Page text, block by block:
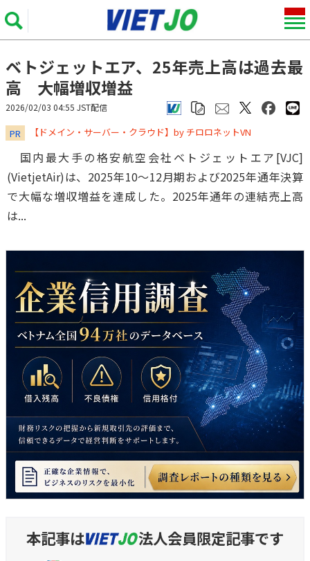
ベトジェットエア、25年売上高は過去最
高 大幅増収増益
2026/02/03 04:55 JST配信
PR ​​​​​​​【ドメイン・サーバー・クラウド】by チロロネットVN
国内最大手の格安航空会社ベトジェットエア[VJC]
(VietjetAir)は、2025年10～12月期および2025年通年決算
で大幅な増収増益を達成した。2025年通年の連結売上高
は...
本記事は 法人会員限定記事です